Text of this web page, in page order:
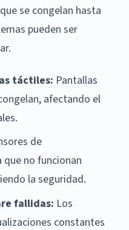
se congelan hasta
pueden ser
táctiles: Pantallas
afectando el
de
no funcionan
la seguridad.
fallidas: Los
constantes